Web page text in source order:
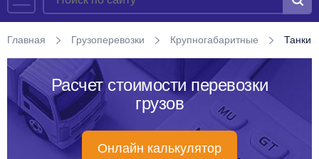
Главная Грузоперевозки Крупногабаритные Танки
Расчет стоимости перевозки
грузов
Онлайн калькулятор